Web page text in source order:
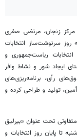
زنجان، مرتضی صفری
سرنوشت‌ساز انتخابات
انتخابات ریاست‌جمهوری و
ایجاد شور و نشاط وافر
رأی، برنامه‌ریزی‌های
تولید و طراحی کرده و
تحت عنوان «بیرلیق
تا پایان روز انتخابات و